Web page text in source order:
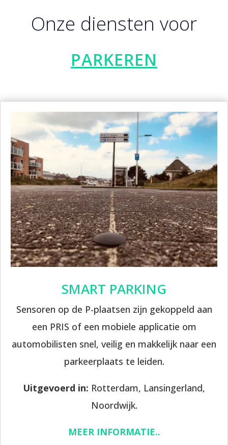
Onze diensten voor
PARKEREN
SMART PARKING
Sensoren op de P-plaatsen zijn gekoppeld aan
een PRIS of een mobiele applicatie om
automobilisten snel, veilig en makkelijk naar een
parkeerplaats te leiden.
Uitgevoerd in: Rotterdam, Lansingerland,
Noordwijk.
MEER INFORMATIE..